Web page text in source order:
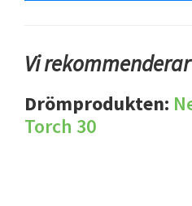
Vi rekommenderar
Drömprodukten:
Torch 30